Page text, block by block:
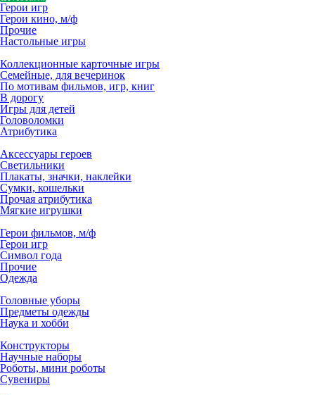
Герои игр
Герои кино, м/ф
Прочие
Настольные игры
Коллекционные карточные игры
Семейные, для вечеринок
По мотивам фильмов, игр, книг
В дорогу
Игры для детей
Головоломки
Атрибутика
Аксессуары героев
Светильники
Плакаты, значки, наклейки
Сумки, кошельки
Прочая атрибутика
Мягкие игрушки
Герои фильмов, м/ф
Герои игр
Символ года
Прочие
Одежда
Головные уборы
Предметы одежды
Наука и хобби
Конструкторы
Научные наборы
Роботы, мини роботы
Сувениры